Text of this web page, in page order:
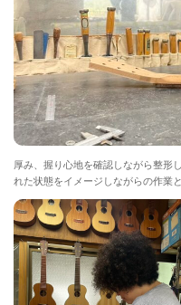
厚み、握り心地を確認しながら整形
れた状態をイメージしながらの作業